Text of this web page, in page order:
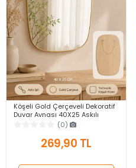
Köşeli Gold Çerçeveli Dekoratif
Duvar Aynası 40X25 Askılı
Modern Salon Antre Banyo
Yatak Odası Ayna
(0)
269,90 TL